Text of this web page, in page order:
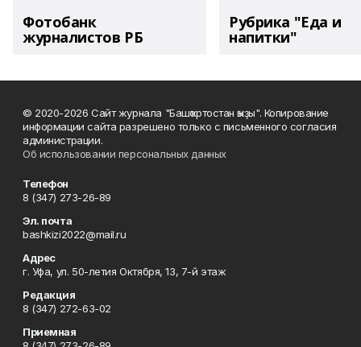
Фотобанк
журналистов РБ
Рубрика "Еда и
напитки"
© 2020-2026 Сайт журнала "Башҡортостан ҡыҙы". Копирование
информации сайта разрешено только с письменного согласия
администрации.
Об использовании персональных данных
Телефон
8 (347) 273-26-89
Эл. почта
bashkizi2022@mail.ru
Адрес
г. Уфа, ул. 50-летия Октября, 13, 7-й этаж
Редакция
8 (347) 272-63-02
Приемная